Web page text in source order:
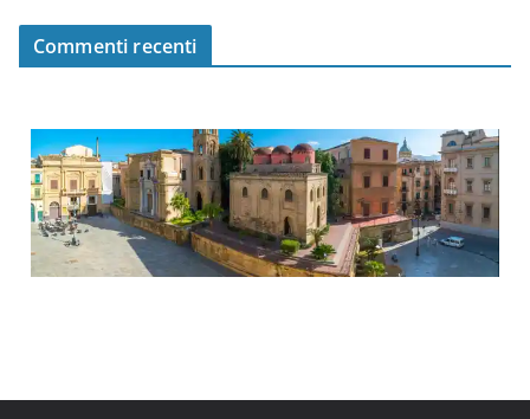
Commenti recenti